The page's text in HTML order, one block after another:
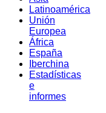
Latinoamérica
Unión
Europea
África
España
Iberchina
Estadísticas
e
informes